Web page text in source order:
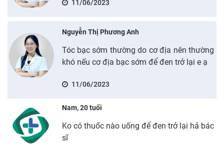
11/06/2023
Nguyễn Thị Phương Anh
Tóc bạc sớm thường do cơ địa nên thường
khó nếu cơ địa bạc sớm để đen trở lại e ạ
11/06/2023
Nam, 20 tuổi
Ko có thuốc nào uống để đen trở lại hả bác
sĩ